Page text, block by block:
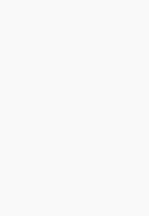
først blei utgitt. Det kan ha